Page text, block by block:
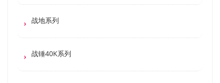
战地系列
战锤40K系列